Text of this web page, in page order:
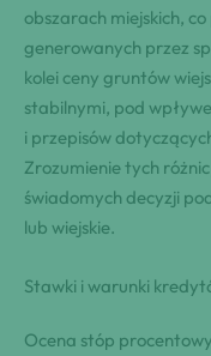
obszarach miejskich,
generowanych przez
kolei ceny gruntów
stabilnymi, pod
i przepisów
Zrozumienie tych
świadomych decyzji
lub wiejskie.
Stawki i warunki
Ocena stóp